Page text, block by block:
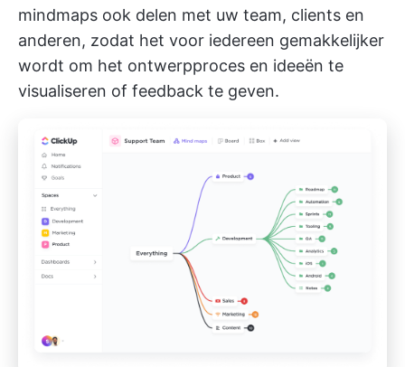
mindmaps ook delen met uw team, clients en
anderen, zodat het voor iedereen gemakkelijker
wordt om het ontwerpproces en ideeën te
visualiseren of feedback te geven.